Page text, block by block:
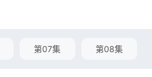
第07集 第08集